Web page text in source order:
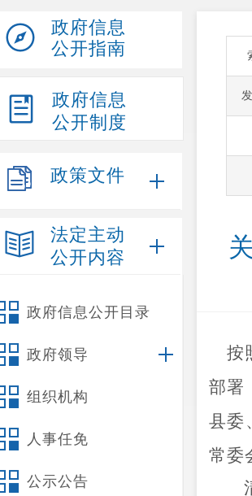
政府信息
公开指南
政府信息
公开制度
政策文件
法定主动
公开内容
政府信息公开目录
政府领导
组织机构
人事任免
公示公告
按
部署
县委
常委